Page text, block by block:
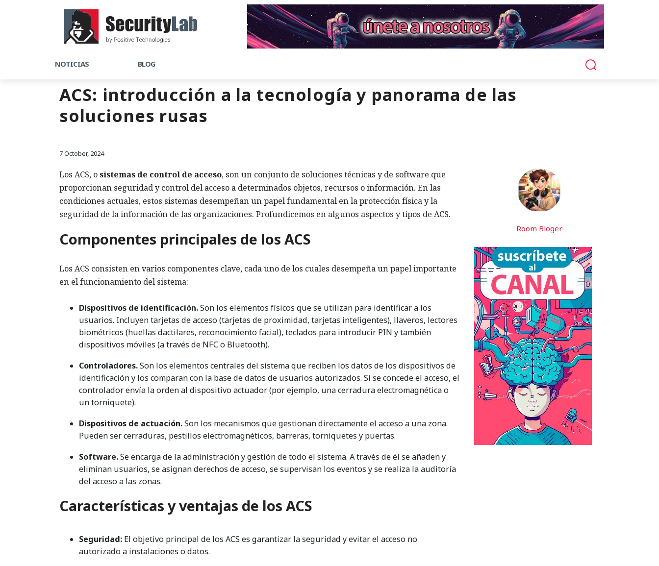
NOTICIAS BLOG
ACS: introducción a la tecnología y panorama de las
soluciones rusas
7 October, 2024
Los ACS, osistemas de control de acceso, son un conjunto de soluciones técnicas y de software que
proporcionan seguridad y control del acceso a determinados objetos, recursos o información. En las
condiciones actuales, estos sistemas desempeñan un papel fundamental en la protección física y la
seguridad de la información de las organizaciones. Profundicemos en algunos aspectos y tipos de ACS.
Componentes principales de los ACS
Los ACS consisten en varios componentes clave, cada uno de los cuales desempeña un papel importante
en el funcionamiento del sistema:
Dispositivos de identificación.Son los elementos físicos que se utilizan para identificar a los
usuarios. Incluyen tarjetas de acceso (tarjetas de proximidad, tarjetas inteligentes), llaveros, lectores
biométricos (huellas dactilares, reconocimiento facial), teclados para introducir PIN y también
dispositivos móviles (a través de NFC o Bluetooth).
Controladores.Son los elementos centrales del sistema que reciben los datos de los dispositivos de
identificación y los comparan con la base de datos de usuarios autorizados. Si se concede el acceso, el
controlador envía la orden al dispositivo actuador (por ejemplo, una cerradura electromagnética o
un torniquete).
Dispositivos de actuación.Son los mecanismos que gestionan directamente el acceso a una zona.
Pueden ser cerraduras, pestillos electromagnéticos, barreras, torniquetes y puertas.
Software.Se encarga de la administración y gestión de todo el sistema. A través de él se añaden y
eliminan usuarios, se asignan derechos de acceso, se supervisan los eventos y se realiza la auditoría
del acceso a las zonas.
Características y ventajas de los ACS
Seguridad: El objetivo principal de los ACS es garantizar la seguridad y evitar el acceso no
autorizado a instalaciones o datos.
Room Bloger